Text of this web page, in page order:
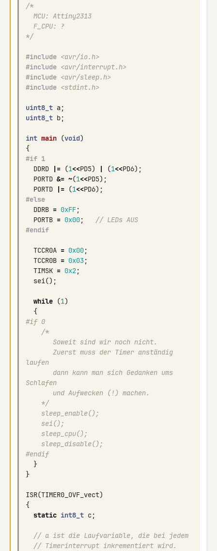
/*
  MCU: Attiny2313
  F_CPU: ?
*/
#include <avr/io.h>
#include <avr/interrupt.h>
#include <avr/sleep.h>
#include <stdint.h>
uint8_t a;
uint8_t b;
int main (void)
{
#if 1
DDRD
|= (1<<PD5) | (1<<PD6);
PORTD &= ~(1<<PD5);
PORTD
|= (1<<PD6);
#else
DDRB = 0xFF;
PORTB = 0x00;
// LEDs AUS
#endif
TCCR0A = 0x00;
TCCR0B = 0x03;
TIMSK = 0x2;
sei();
while (1)
{
#if 0
    /*
       Soweit sind wir noch nicht.
laufen
Schlafen
       und Aufwecken (!) machen.
    */
    sleep_enable();
    sei();
    sleep_cpu();
    sleep_disable();
#endif
}
}
ISR(TIMER0_OVF_vect)
{
static int8_t c;
// a ist die Laufvariable, die bei jedem
// Timerinterrupt inkrementiert wird.